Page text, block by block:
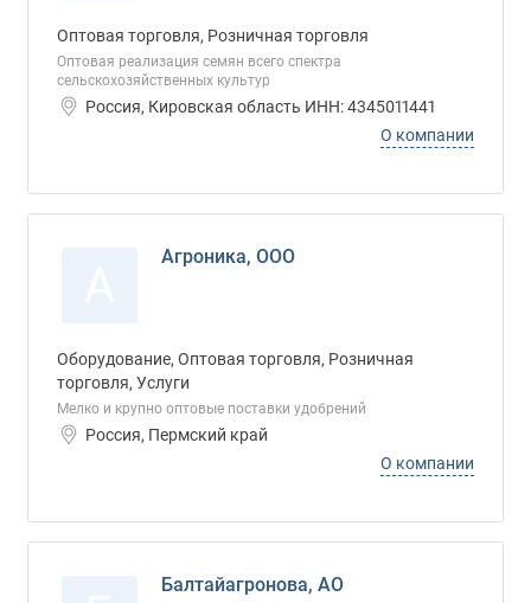
Оптовая торговля, Розничная торговля
Оптовая реализация семян всего спектра
сельскохозяйственных культур
Россия, Кировская область ИНН: 4345011441
О компании
Агроника, ООО
Оборудование, Оптовая торговля, Розничная
торговля, Услуги
Мелко и крупно оптовые поставки удобрений
Россия, Пермский край
О компании
Балтайагронова, АО